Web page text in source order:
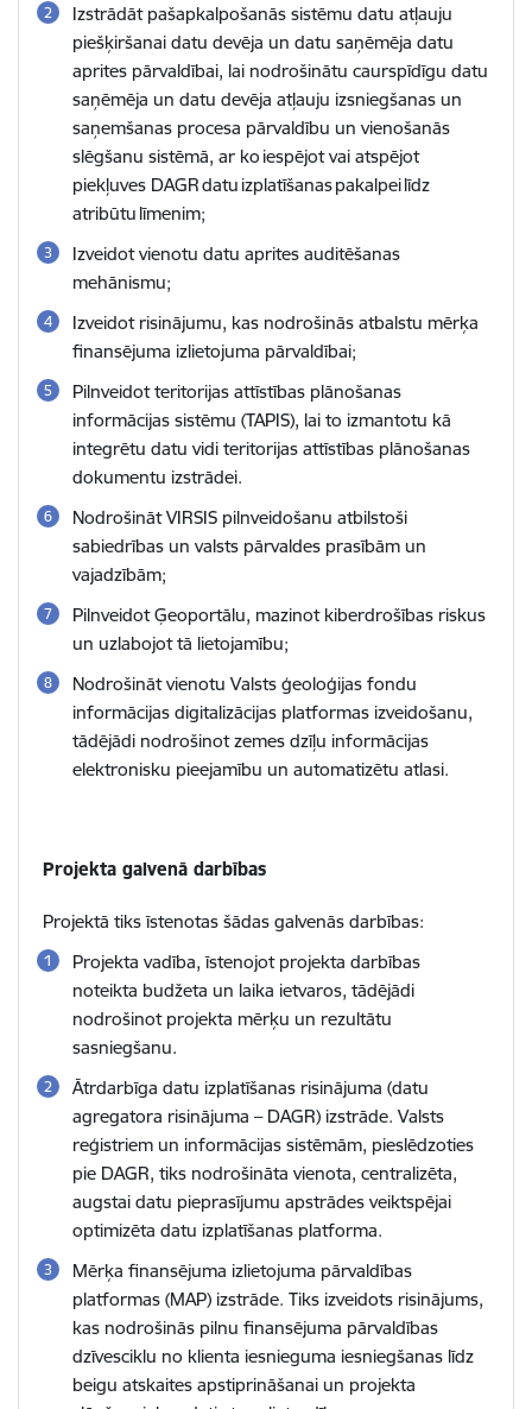
Izstrādāt pašapkalpošanās sistēmu datu atļauju
piešķiršanai datu devēja un datu saņēmēja datu
aprites pārvaldībai, lai nodrošinātu caurspīdīgu datu
saņēmēja un datu devēja atļauju izsniegšanas un
saņemšanas procesa pārvaldību un vienošanās
slēgšanu sistēmā, ar ko iespējot vai atspējot
piekļuves DAGR datu izplatīšanas pakalpei līdz
atribūtu līmenim;
Izveidot vienotu datu aprites auditēšanas
mehānismu;
Izveidot risinājumu, kas nodrošinās atbalstu mērķa
finansējuma izlietojuma pārvaldībai;
Pilnveidot teritorijas attīstības plānošanas
informācijas sistēmu (TAPIS), lai to izmantotu kā
integrētu datu vidi teritorijas attīstības plānošanas
dokumentu izstrādei.
Nodrošināt VIRSIS pilnveidošanu atbilstoši
sabiedrības un valsts pārvaldes prasībām un
vajadzībām;
Pilnveidot Ģeoportālu, mazinot kiberdrošības riskus
un uzlabojot tā lietojamību;
Nodrošināt vienotu Valsts ģeoloģijas fondu
informācijas digitalizācijas platformas izveidošanu,
tādējādi nodrošinot zemes dzīļu informācijas
elektronisku pieejamību un automatizētu atlasi.
Projekta galvenā darbības
Projektā tiks īstenotas šādas galvenās darbības:
Projekta vadība, īstenojot projekta darbības
noteikta budžeta un laika ietvaros, tādējādi
nodrošinot projekta mērķu un rezultātu
sasniegšanu.
Ātrdarbīga datu izplatīšanas risinājuma (datu
agregatora risinājuma – DAGR) izstrāde. Valsts
reģistriem un informācijas sistēmām, pieslēdzoties
pie DAGR, tiks nodrošināta vienota, centralizēta,
augstai datu pieprasījumu apstrādes veiktspējai
optimizēta datu izplatīšanas platforma.
Mērķa finansējuma izlietojuma pārvaldības
platformas (MAP) izstrāde. Tiks izveidots risinājums,
kas nodrošinās pilnu finansējuma pārvaldības
dzīvesciklu no klienta iesnieguma iesniegšanas līdz
beigu atskaites apstiprināšanai un projekta